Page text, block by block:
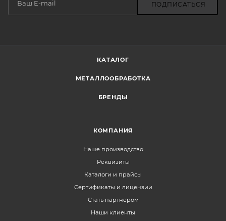
ПОДПИСАТЬСЯ
КАТАЛОГ
МЕТАЛЛООБРАБОТКА
БРЕНДЫ
КОМПАНИЯ
Наше производство
Реквизиты
Каталоги и прайсы
Сертификаты и лицензии
Стать партнером
Наши клиенты